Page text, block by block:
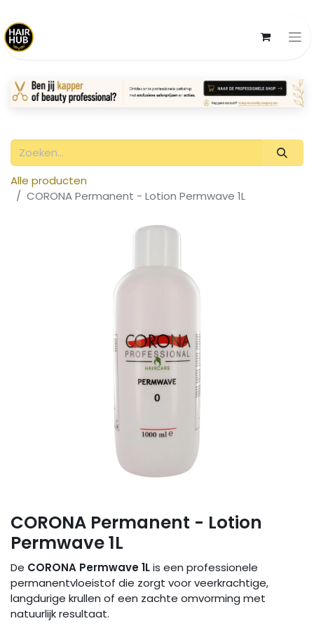
Alle producten
CORONA Permanent - Lotion Permwave 1L
CORONA Permanent - Lotion
Permwave 1L
De CORONA Permwave 1Lis een professionele
permanentvloeistof die zorgt voor veerkrachtige,
langdurige krullen of een zachte omvorming met
natuurlijk resultaat.